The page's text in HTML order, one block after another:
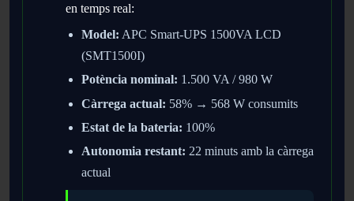
en temps real:
Model: APC Smart-UPS 1500VA LCD
(SMT1500I)
Potència nominal: 1.500 VA / 980 W
Càrrega actual: 58% → 568 W consumits
Estat de la bateria: 100%
Autonomia restant: 22 minuts amb la càrrega
actual